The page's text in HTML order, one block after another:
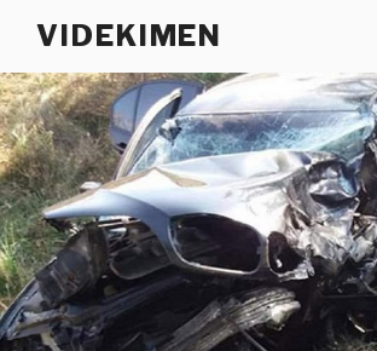
VIDEKIMEN